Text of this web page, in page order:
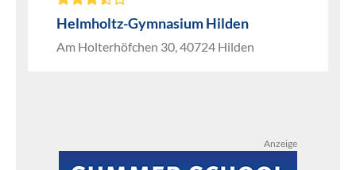
Helmholtz-Gymnasium Hilden
Am Holterhöfchen 30, 40724 Hilden
Anzeige